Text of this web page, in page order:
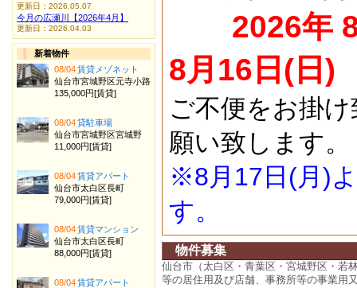
2026年
8月16日(日)
ご不便をお掛
願い致します。
※8月17日(月)
す。
物件募集
仙台市（太白区・青葉区・宮城野区・若
等の居住用及び店舗、事務所等の事業用
更新日：2026.05.07
今月の広瀬川【2026年4月】
更新日：2026.04.03
新着物件
08/04賃貸メゾネット
仙台市宮城野区元寺小路
135,000円[賃貸]
08/04貸駐車場
仙台市宮城野区宮城野
11,000円[賃貸]
08/04賃貸アパート
仙台市太白区長町
79,000円[賃貸]
08/04賃貸マンション
仙台市太白区長町
88,000円[賃貸]
08/04賃貸アパート